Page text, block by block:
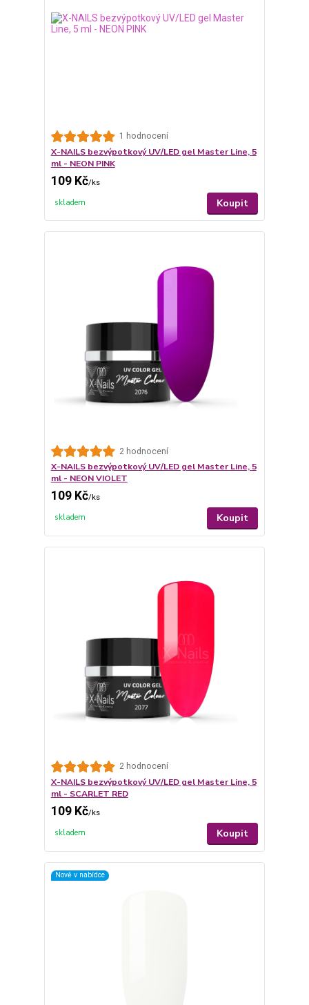
1 hodnocení
X-NAILS bezvýpotkový UV/LED gel Master Line, 5
ml - NEON PINK
109 Kč/ks
skladem Koupit
2 hodnocení
X-NAILS bezvýpotkový UV/LED gel Master Line, 5
ml - NEON VIOLET
109 Kč/ks
skladem Koupit
2 hodnocení
X-NAILS bezvýpotkový UV/LED gel Master Line, 5
ml - SCARLET RED
109 Kč/ks
skladem Koupit
Nově v nabídce